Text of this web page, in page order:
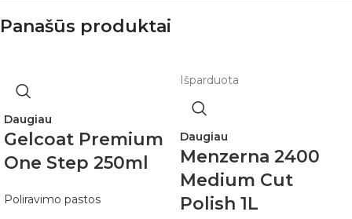
Panašūs produktai
Daugiau
Gelcoat Premium
One Step 250ml
Poliravimo pastos
Išparduota
Daugiau
Menzerna 2400
Medium Cut
Polish 1L